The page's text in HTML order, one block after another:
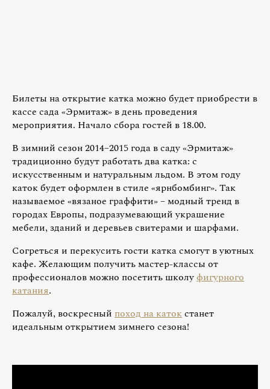
Билеты на открытие катка можно будет приобрести в
кассе сада «Эрмитаж» в день проведения
мероприятия. Начало сбора гостей в 18.00.
В зимний сезон 2014–2015 года в саду «Эрмитаж»
традиционно будут работать два катка: с
искусственным и натуральным льдом. В этом году
каток будет оформлен в стиле «ярнбомбинг». Так
называемое «вязаное граффити» – модный тренд в
городах Европы, подразумевающий украшение
мебели, зданий и деревьев свитерами и шарфами.
Согреться и перекусить гости катка смогут в уютных
кафе. Желающим получить мастер-классы от
профессионалов можно посетить школуфигурного
катания.
Пожалуй, воскресный поход на катокстанет
идеальным открытием зимнего сезона!